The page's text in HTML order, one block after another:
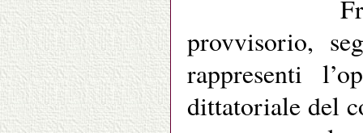
provvisorio,
rappresenti
dittatoriale del